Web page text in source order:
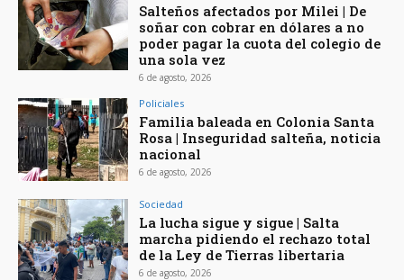
Salteños afectados por Milei | De
soñar con cobrar en dólares a no
poder pagar la cuota del colegio de
una sola vez
6 de agosto, 2026
Policiales
Familia baleada en Colonia Santa
Rosa | Inseguridad salteña, noticia
nacional
6 de agosto, 2026
Sociedad
La lucha sigue y sigue | Salta
marcha pidiendo el rechazo total
de la Ley de Tierras libertaria
6 de agosto, 2026